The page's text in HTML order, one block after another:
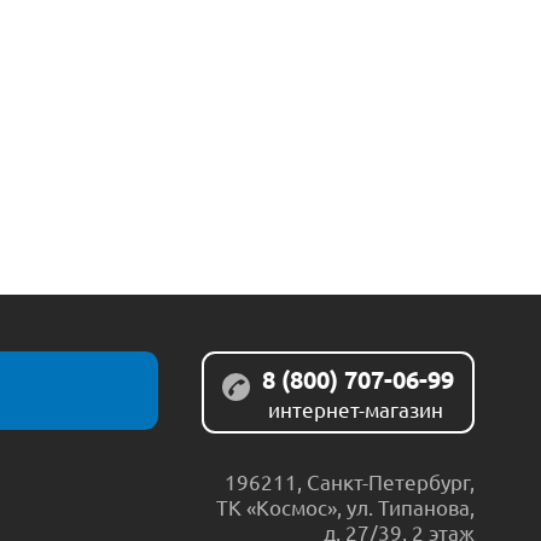
8 (800) 707-06-99
интернет-магазин
196211 Санкт-Петербург,
ТК «Космос», ул. Типанова,
д. 27/39, 2 этаж